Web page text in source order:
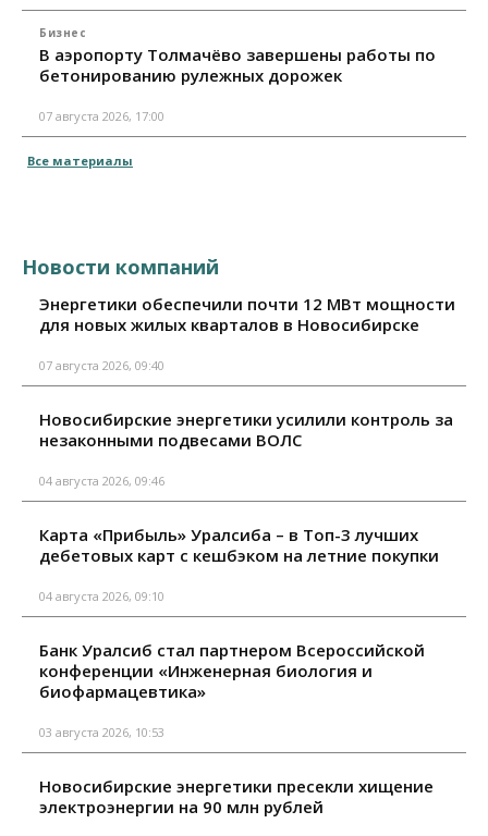
Бизнес
В аэропорту Толмачёво завершены работы по
бетонированию рулежных дорожек
07 августа 2026, 17:00
Все материалы
Новости компаний
Энергетики обеспечили почти 12 МВт мощности
для новых жилых кварталов в Новосибирске
07 августа 2026, 09:40
Новосибирские энергетики усилили контроль за
незаконными подвесами ВОЛС
04 августа 2026, 09:46
Карта «Прибыль» Уралсиба – в Топ-3 лучших
дебетовых карт с кешбэком на летние покупки
04 августа 2026, 09:10
Банк Уралсиб стал партнером Всероссийской
конференции «Инженерная биология и
биофармацевтика»
03 августа 2026, 10:53
Новосибирские энергетики пресекли хищение
электроэнергии на 90 млн рублей